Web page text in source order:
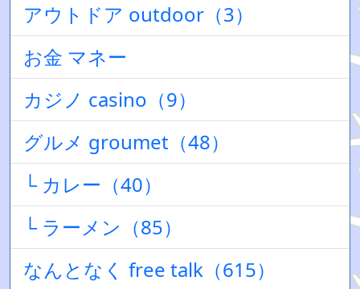
アウトドア outdoor（3）
お金 マネー
カジノ casino（9）
グルメ groumet（48）
└ カレー（40）
└ ラーメン（85）
なんとなく free talk（615）